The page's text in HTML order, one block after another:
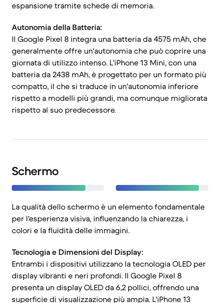
espansione tramite schede di memoria.
Autonomia della Batteria:
Il Google Pixel 8 integra una batteria da 4575 mAh, che
generalmente offre un'autonomia che può coprire una
giornata di utilizzo intenso. L'iPhone 13 Mini, con una
batteria da 2438 mAh, è progettato per un formato più
compatto, il che si traduce in un'autonomia inferiore
rispetto a modelli più grandi, ma comunque migliorata
rispetto al suo predecessore.
Schermo
La qualità dello schermo è un elemento fondamentale
per l'esperienza visiva, influenzando la chiarezza, i
colori e la fluidità delle immagini.
Tecnologia e Dimensioni del Display:
Entrambi i dispositivi utilizzano la tecnologia OLED per
display vibranti e neri profondi. Il Google Pixel 8
presenta un display OLED da 6,2 pollici, offrendo una
superficie di visualizzazione più ampia. L'iPhone 13